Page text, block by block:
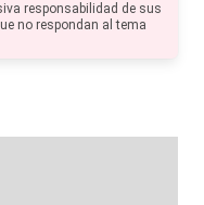
responsabilidad de sus
no respondan al tema